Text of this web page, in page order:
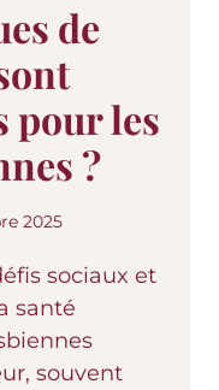
de
pour les
?
2025
sociaux et
santé
souvent